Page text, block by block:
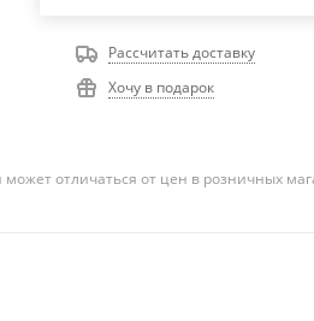
Рассчитать доставку
Хочу в подарок
отличаться от цен в розничных